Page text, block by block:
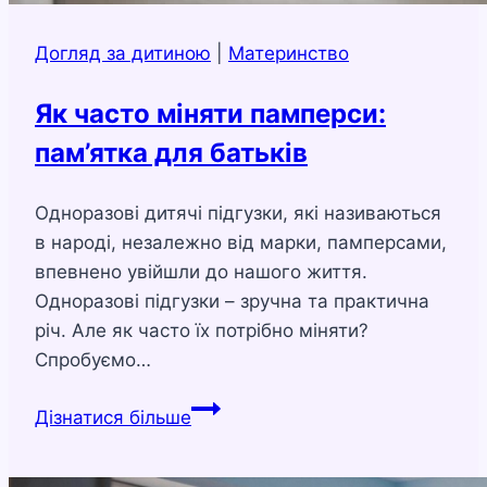
Догляд за дитиною Материнство
Як часто міняти памперси:
пам’ятка для батьків
Одноразові дитячі підгузки, які називаються
в народі, незалежно від марки, памперсами,
впевнено увійшли до нашого життя.
Одноразові підгузки – зручна та практична
річ. Але як часто їх потрібно міняти?
Спробуємо…
Дізнатися більшеЯк